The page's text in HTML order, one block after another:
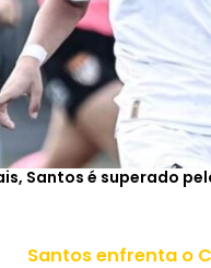
Santos é superado